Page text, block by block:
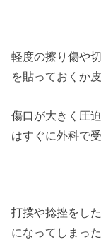
軽度の擦り傷や
を貼っておくか
傷口が大きく圧
はすぐに外科で
打撲や捻挫をし
になってしまっ